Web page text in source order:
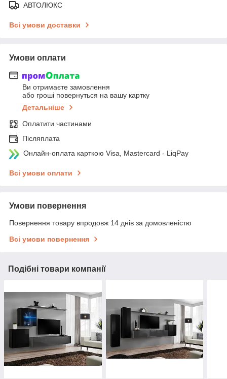
АВТОЛЮКС
Всі умови доставки
Умови оплати
Ви отримаєте замовлення
або гроші повернуться на вашу картку
Детальніше
Оплатити частинами
Післяплата
Онлайн-оплата карткою Visa, Mastercard - LiqPay
Всі умови оплати
Умови повернення
Повернення товару впродовж 14 днів за домовленістю
Всі умови повернення
Подібні товари компанії